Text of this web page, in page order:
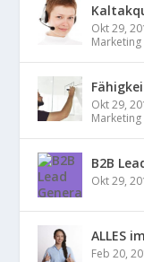
Okt 29,
Marketing
Okt 29,
Marketing
B2B
Okt 29,
ALLES
Feb 20,